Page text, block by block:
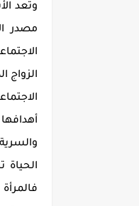
وتعد
مصدر
الزواج
الحياة